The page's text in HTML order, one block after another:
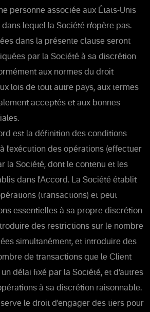
personne associée aux États-Unis
lequel la Société n'opère pas.
dans la présente clause seront
par la Société à sa discrétion
aux normes du droit
lois de tout autre pays, aux termes
acceptés et aux bonnes
est la définition des conditions
l'exécution des opérations (effectuer
la Société, dont le contenu et les
dans l'Accord. La Société établit
(transactions) et peut
essentielles à sa propre discrétion
des restrictions sur le nombre
simultanément, et introduire des
de transactions que le Client
délai fixé par la Société, et d'autres
à sa discrétion raisonnable.
le droit d'engager des tiers pour